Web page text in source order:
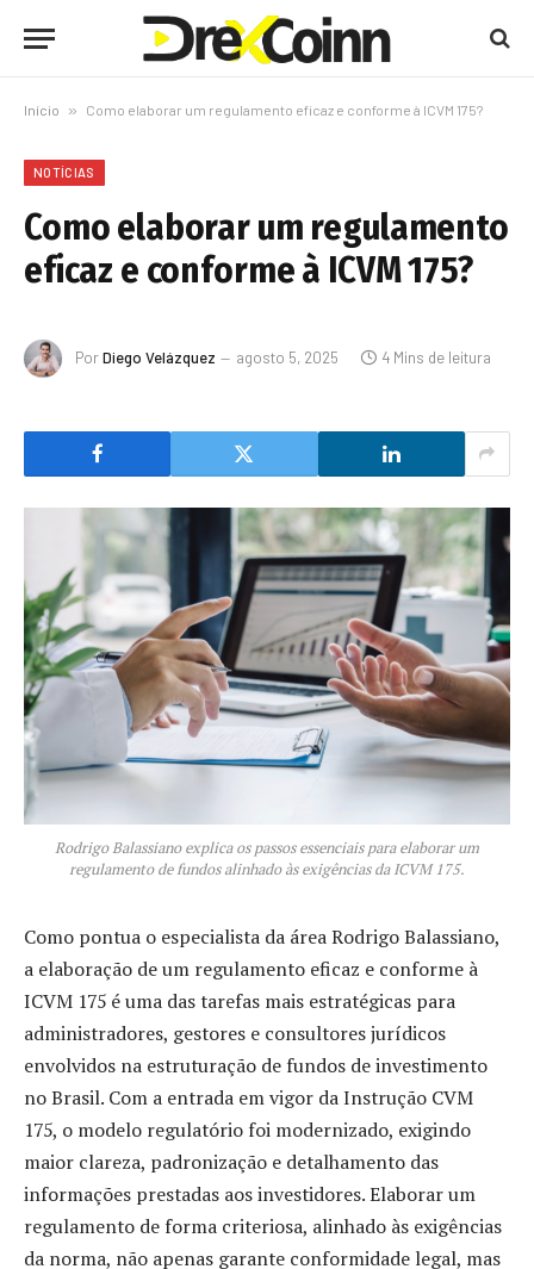
Início » Como elaborar um regulamento eficaz e conforme à ICVM 175?
NOTÍCIAS
Como elaborar um regulamento
eficaz e conforme à ICVM 175?
PorDiego Velázquez agosto 5, 2025 4 Mins de leitura
Rodrigo Balassiano explica os passos essenciais para elaborar um
regulamento de fundos alinhado às exigências da ICVM 175.
Como pontua o especialista da área Rodrigo Balassiano,
a elaboração de um regulamento eficaz e conforme à
ICVM 175 é uma das tarefas mais estratégicas para
administradores, gestores e consultores jurídicos
envolvidos na estruturação de fundos de investimento
no Brasil. Com a entrada em vigor da Instrução CVM
175, o modelo regulatório foi modernizado, exigindo
maior clareza, padronização e detalhamento das
informações prestadas aos investidores. Elaborar um
regulamento de forma criteriosa, alinhado às exigências
da norma, não apenas garante conformidade legal, mas